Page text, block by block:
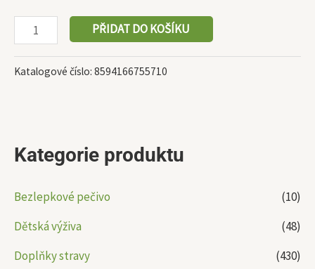
Kategorie produktu
Bezlepkové pečivo
(10)
Dětská výživa
(48)
Doplňky stravy
(430)
PŘIDAT DO KOŠÍKU
Katalogové číslo: 8594166755710